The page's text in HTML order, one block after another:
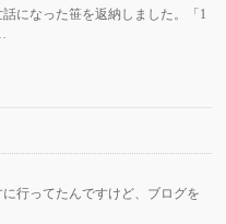
になった笹を返納しました。「1
行ってたんですけど、ブログを